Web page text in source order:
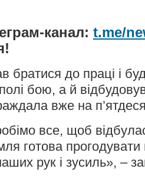
канал: t.me/
братися до праці і
бою, а й
вже на
все, щоб
готова
рук і зусиль», –